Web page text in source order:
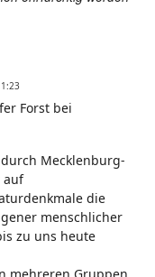
Forst bei
Mecklenburg-
auf
die
menschlicher
zu uns heute
mehreren Gruppen